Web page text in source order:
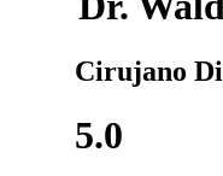
Cirujano
5.0